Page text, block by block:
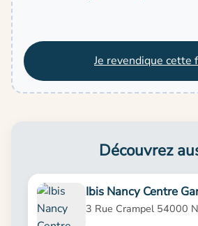
Je revendique cette
Découvrez
Ibis Nancy Centre
3 Rue Crampel 54000